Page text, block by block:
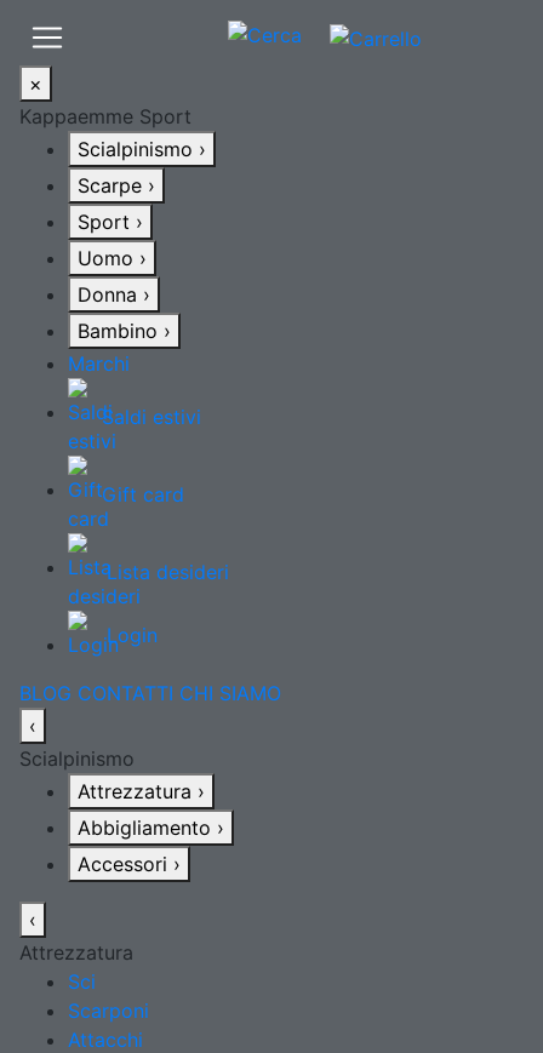
×
Kappaemme Sport
Scialpinismo ›
Scarpe ›
Sport ›
Uomo ›
Donna ›
Bambino ›
Marchi
Saldi estivi
Gift card
Lista desideri
Login
BLOG CONTATTI CHI SIAMO
‹
Scialpinismo
Attrezzatura ›
Abbigliamento ›
Accessori ›
‹
Attrezzatura
Sci
Scarponi
Attacchi